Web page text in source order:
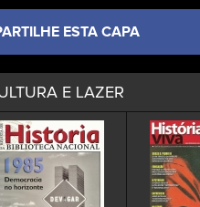
ESTA CAPA
E LAZER